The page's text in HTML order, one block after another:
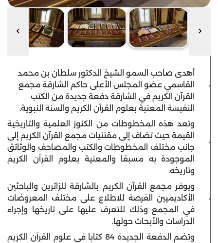
أهدى صاحب السمو الشيخ الدكتور سلطان بن محمد
القاسمي عضو المجلس الأعلى حاكم الشارقة مجمع
القرآن الكريم في الشارقة دفعة جديدة من الكتب
النفيسة المعنية بعلوم القرآن الكريم والسنة النبوية.
وتعد هذه المخطوطات من الكنوز العلمية والتاريخية
القيمة حيث تضاف إلى مقتنيات مجمع القرآن الكريم إلى
جانب مختلف المخطوطات والكتب والمصاحف والوثائق
الموجودة به مسبقاً والمعنية بعلوم القرآن الكريم
وتاريخه.
ويوفر مجمع القرآن الكريم بالشارقة للزائرين والباحثين
الأكاديميين الفرصة للاطلاع على مختلف المعروضات
في المجمع وذلك للتعرف عليها على تاريخها وإجراء
الدراسات والأبحاث حولها.
وتضم الدفعة الجديدة 84 كتابا في علوم القرآن الكريم